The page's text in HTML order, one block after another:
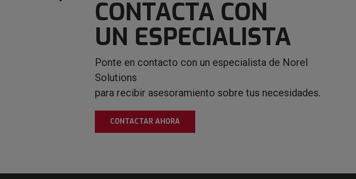
CONTACTA CON
UN ESPECIALISTA
Ponte en contacto con un especialista de Norel
Solutions
para recibir asesoramiento sobre tus necesidades.
CONTACTAR AHORA